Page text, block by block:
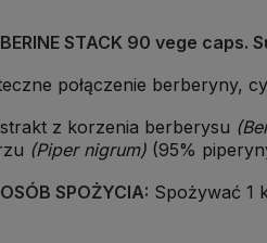
STACK 90 vege caps.
połączenie berberyny,
z korzenia berberysu
(Piper nigrum) (95%
SPOŻYCIA: Spożywać 1